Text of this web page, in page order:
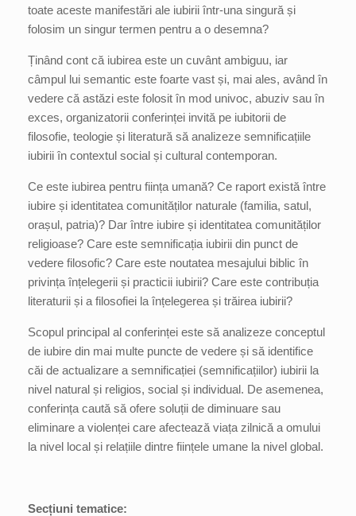
toate aceste manifestări ale iubirii într-una singură și
folosim un singur termen pentru a o desemna?
Ținând cont că iubirea este un cuvânt ambiguu, iar
câmpul lui semantic este foarte vast și, mai ales, având în
vedere că astăzi este folosit în mod univoc, abuziv sau în
exces, organizatorii conferinței invită pe iubitorii de
filosofie, teologie și literatură să analizeze semnificațiile
iubirii în contextul social și cultural contemporan.
Ce este iubirea pentru ființa umană? Ce raport există între
iubire și identitatea comunităților naturale (familia, satul,
orașul, patria)? Dar între iubire și identitatea comunităților
religioase? Care este semnificația iubirii din punct de
vedere filosofic? Care este noutatea mesajului biblic în
privința înțelegerii și practicii iubirii? Care este contribuția
literaturii și a filosofiei la înțelegerea și trăirea iubirii?
Scopul principal al conferinței este să analizeze conceptul
de iubire din mai multe puncte de vedere și să identifice
căi de actualizare a semnificației (semnificațiilor) iubirii la
nivel natural și religios, social și individual. De asemenea,
conferința caută să ofere soluții de diminuare sau
eliminare a violenței care afectează viața zilnică a omului
la nivel local și relațiile dintre ființele umane la nivel global.
Secțiuni tematice: